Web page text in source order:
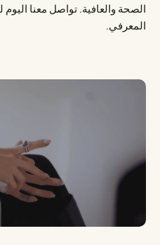
الصحة والعافية. تواصل معنا
المعرفي.